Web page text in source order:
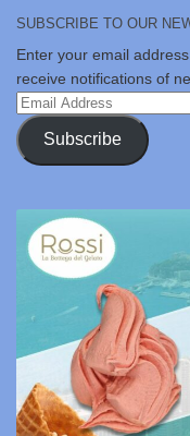
SUBSCRIBE TO OUR
Enter your email
receive notifications of
Email
Address
Subscribe